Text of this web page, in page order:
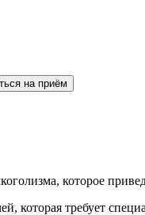
на приём
которое
которая требует